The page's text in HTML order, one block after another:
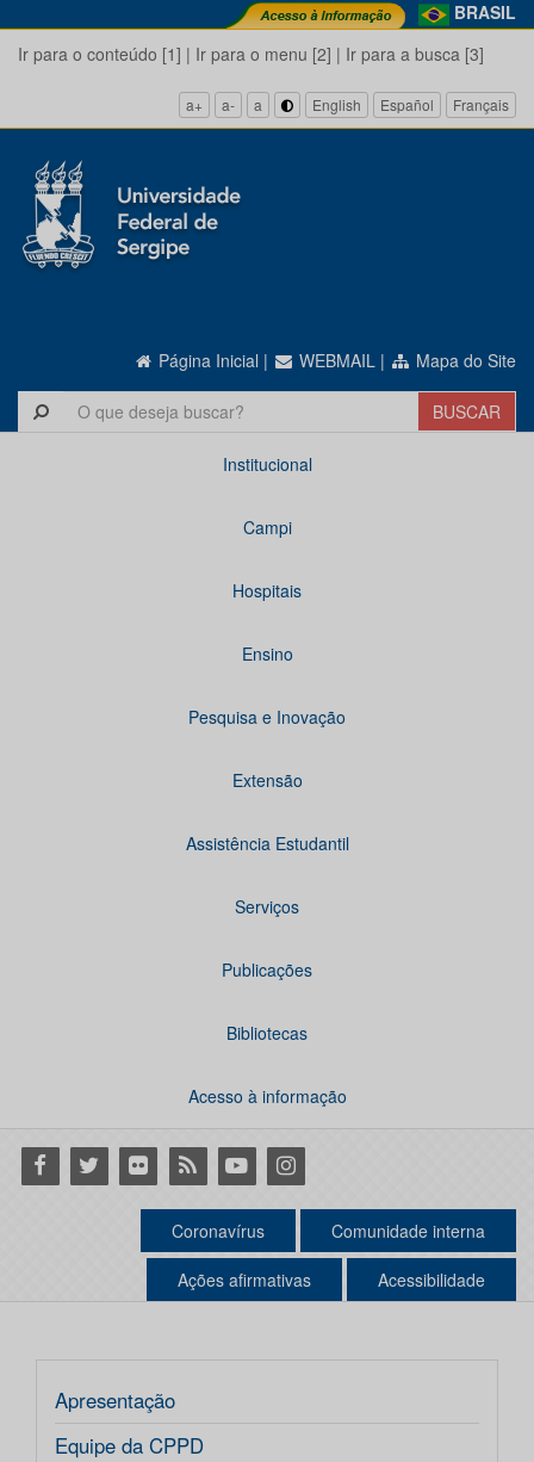
BRASIL
Ir para o conteúdo [1] | Ir para o menu [2] | Ir para a busca [3]
a+ a- a English Español Français
Página Inicial | WEBMAIL | Mapa do Site
Institucional
Campi
Hospitais
Ensino
Pesquisa e Inovação
Extensão
Assistência Estudantil
Serviços
Publicações
Bibliotecas
Acesso à informação
Facebook
Twitter Flickr RSS YoutubeInstagram
Coronavírus Comunidade interna
Ações afirmativas Acessibilidade
Apresentação
Equipe da CPPD